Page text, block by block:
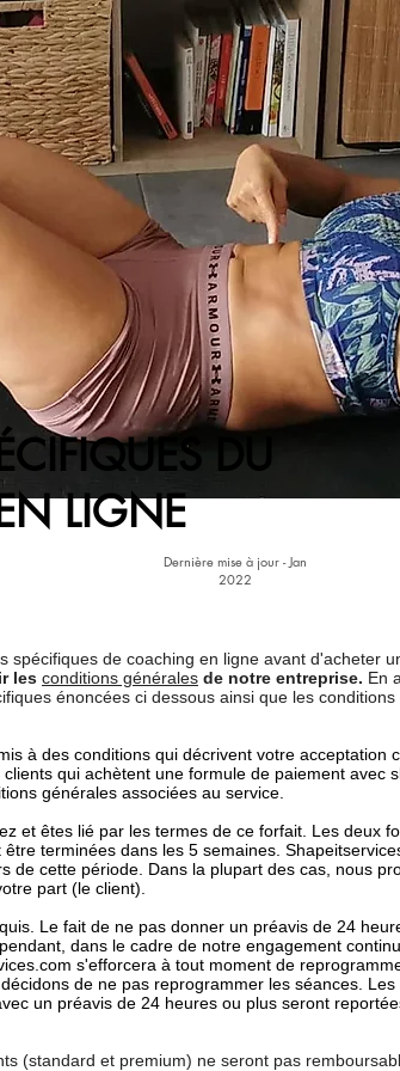
spécifiques de coaching en ligne avant d'acheter
les conditions générales de notre entreprise. En
énoncées ci dessous ainsi que les
à des conditions qui décrivent votre acceptation
qui achètent une formule de paiement avec
générales associées au service.
et êtes lié par les termes de ce forfait. Les deux
terminées dans les 5 semaines.
de cette période. Dans la plupart des cas, nous
part (le client).
Le fait de ne pas donner un préavis de 24
dans le cadre de notre engagement
s'efforcera à tout moment de
de ne pas reprogrammer les séances.
un préavis de 24 heures ou plus seront
(standard et premium) ne seront pas
DU
LIGNE
Dernière mise à jour - Jan
2022